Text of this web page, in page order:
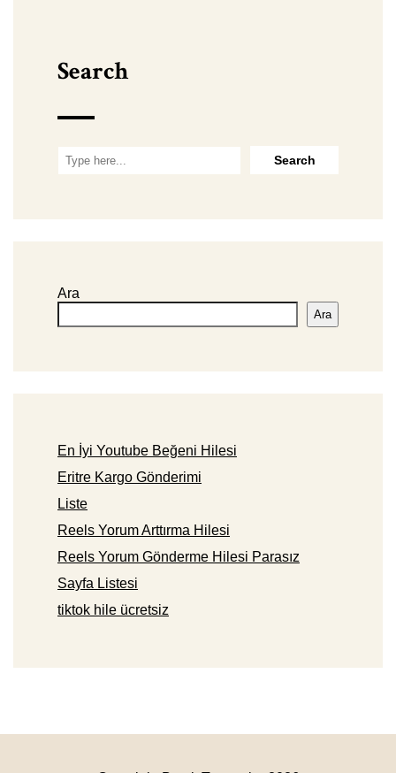
Search
Ara
Ara
En İyi Youtube Beğeni Hilesi
Eritre Kargo Gönderimi
Liste
Reels Yorum Arttırma Hilesi
Reels Yorum Gönderme Hilesi Parasız
Sayfa Listesi
tiktok hile ücretsiz